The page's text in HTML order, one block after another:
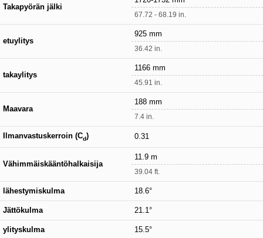
Takapyörän jälki
67.72 - 68.19 in.
etuylitys
925 mm
36.42 in.
takaylitys
1166 mm
45.91 in.
Maavara
188 mm
7.4 in.
Ilmanvastuskerroin (Cd) 0.31
Vähimmäiskääntöhalkaisija
11.9 m
39.04 ft.
lähestymiskulma 18.6°
Jättökulma 21.1°
ylityskulma 15.5°